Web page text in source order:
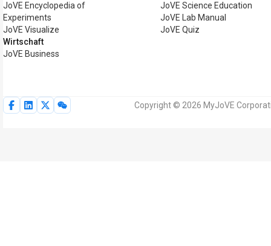
JoVE Encyclopedia of
Experiments
JoVE Visualize
Wirtschaft
JoVE Business
JoVE Science Education
JoVE Lab Manual
JoVE Quiz
Copyright © 2026 MyJoVE